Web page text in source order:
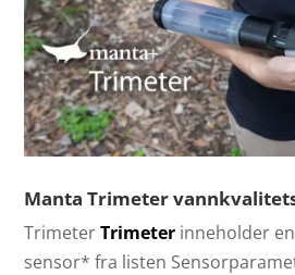
Manta Trimeter
TrimeterTrimeter inneholder
sensor* fra listen